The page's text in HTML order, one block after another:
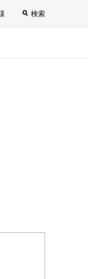
検索